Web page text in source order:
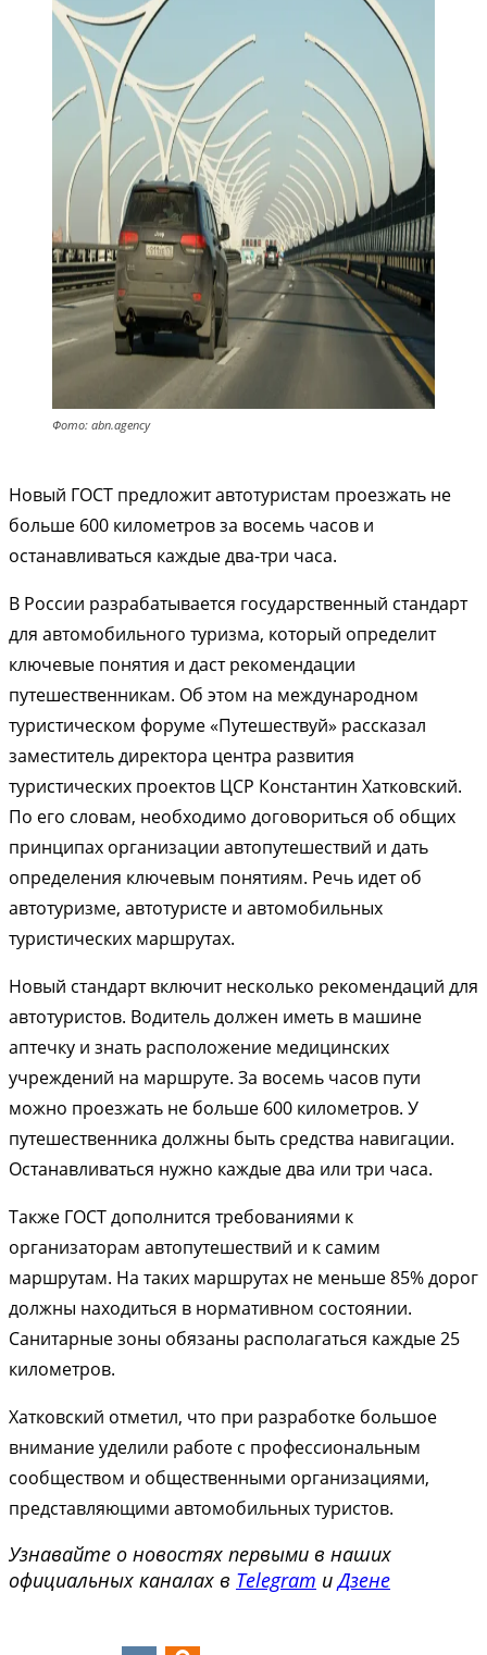
Фото: abn.agency
Новый ГОСТ предложит автотуристам проезжать не
больше 600 километров за восемь часов и
останавливаться каждые два-три часа.
В России разрабатывается государственный стандарт
для автомобильного туризма, который определит
ключевые понятия и даст рекомендации
путешественникам. Об этом на международном
туристическом форуме «Путешествуй» рассказал
заместитель директора центра развития
туристических проектов ЦСР Константин Хатковский.
По его словам, необходимо договориться об общих
принципах организации автопутешествий и дать
определения ключевым понятиям. Речь идет об
автотуризме, автотуристе и автомобильных
туристических маршрутах.
Новый стандарт включит несколько рекомендаций для
автотуристов. Водитель должен иметь в машине
аптечку и знать расположение медицинских
учреждений на маршруте. За восемь часов пути
можно проезжать не больше 600 километров. У
путешественника должны быть средства навигации.
Останавливаться нужно каждые два или три часа.
Также ГОСТ дополнится требованиями к
организаторам автопутешествий и к самим
маршрутам. На таких маршрутах не меньше 85% дорог
должны находиться в нормативном состоянии.
Санитарные зоны обязаны располагаться каждые 25
километров.
Хатковский отметил, что при разработке большое
внимание уделили работе с профессиональным
сообществом и общественными организациями,
представляющими автомобильных туристов.
Узнавайте о новостях первыми в наших
официальных каналах в Telegram иДзене